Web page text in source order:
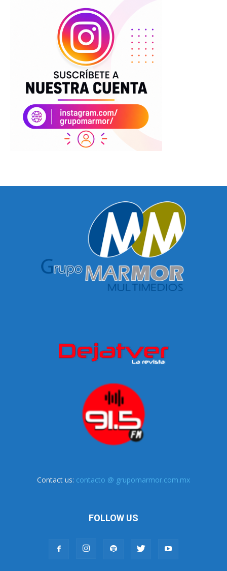
Contact us: contacto @ grupomarmor.com.mx
FOLLOW US